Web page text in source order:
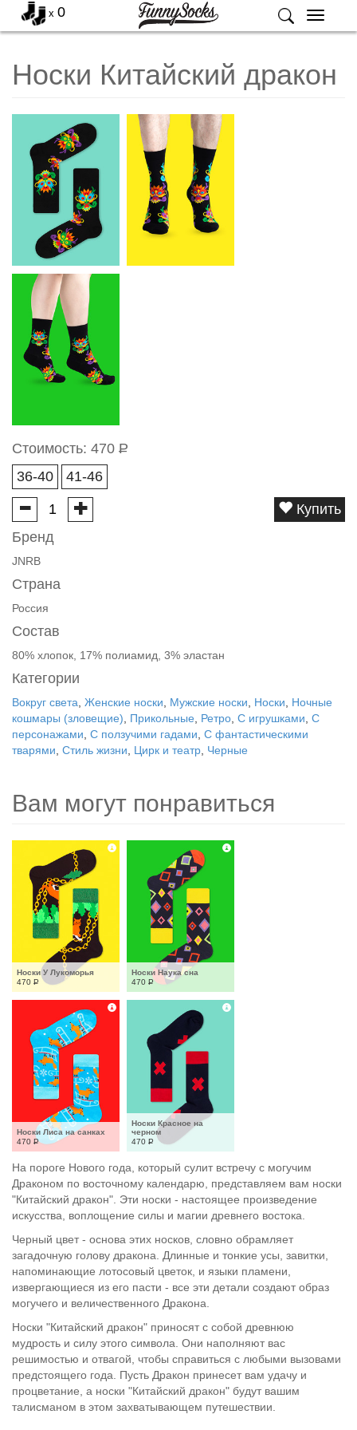
Меню
x 0
Носки Китайский дракон
Стоимость: 470 Р
36-40
41-46
Купить
Бренд
JNRB
Страна
Россия
Состав
80% хлопок, 17% полиамид, 3% эластан
Категории
Вокруг света Женские носки Мужские носки Носки
Ночные
кошмары (зловещие)
Прикольные Ретро С игрушками С
персонажами С ползучими гадами С фантастическими
тварями Стиль жизни Цирк и театр Черные
Вам могут понравиться
Носки У Лукоморья
470 Р
Носки Наука сна
470 Р
Носки Лиса на санках
470 Р
Носки Красное на
черном
470 Р
На пороге Нового года, который сулит встречу с могучим
Драконом по восточному календарю, представляем вам носки
"Китайский дракон". Эти носки - настоящее произведение
искусства, воплощение силы и магии древнего востока.
Черный цвет - основа этих носков, словно обрамляет
загадочную голову дракона. Длинные и тонкие усы, завитки,
напоминающие лотосовый цветок, и языки пламени,
извергающиеся из его пасти - все эти детали создают образ
могучего и величественного Дракона.
Носки "Китайский дракон" приносят с собой древнюю
мудрость и силу этого символа. Они наполняют вас
решимостью и отвагой, чтобы справиться с любыми вызовами
предстоящего года. Пусть Дракон принесет вам удачу и
процветание, а носки "Китайский дракон" будут вашим
талисманом в этом захватывающем путешествии.